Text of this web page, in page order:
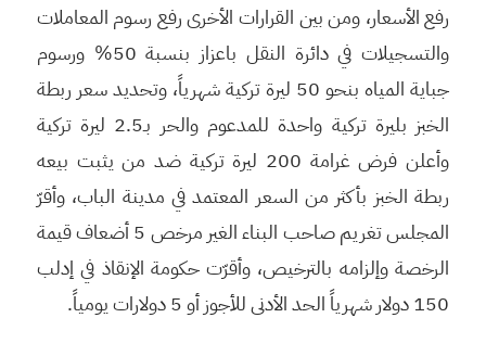
رفع الأسعار، ومن بين القرارات الأخرى رفع رسوم المعاملات
والتسجيلات في دائرة النقل باعزاز بنسبة 50% ورسوم
جباية المياه بنحو 50 ليرة تركية شهرياً، وتحديد سعر ربطة
الخبز بليرة تركية واحدة للمدعوم والحر بـ2.5 ليرة تركية
وأعلن فرض غرامة 200 ليرة تركية ضد من يثبت بيعه
ربطة الخبز بأكثر من السعر المعتمد في مدينة الباب، وأقرّ
المجلس تغريم صاحب البناء الغير مرخص 5 أضعاف قيمة
الرخصة وإلزامه بالترخيص، وأقرّت حكومة الإنقاذ في إدلب
150 دولار شهرياً الحد الأدنى للأجوز أو 5 دولارات يومياً.